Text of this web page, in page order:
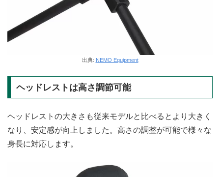
出典: NEMO Equipment
ヘッドレストは高さ調節可能
ヘッドレストの大きさも従来モデルと比べるとより大きく
なり、安定感が向上しました。高さの調整が可能で様々な
身長に対応します。